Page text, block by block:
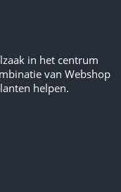
in het centrum
van Webshop
helpen.